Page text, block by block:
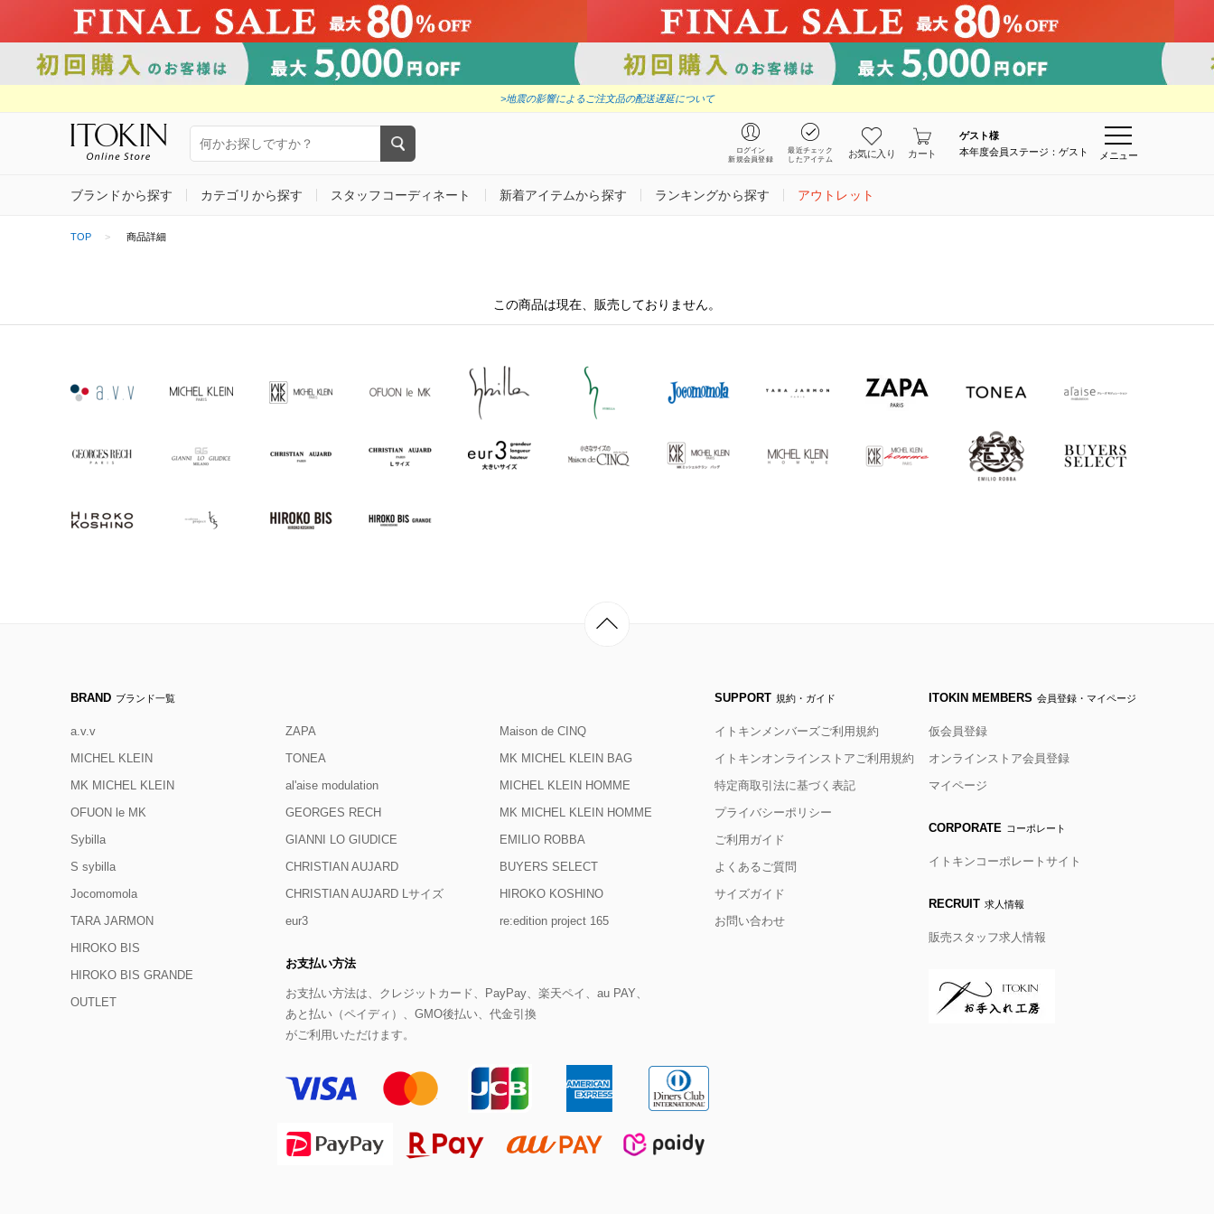
>地震の影響によるご注文品の配送遅延について
ログイン
新規会員登録
最近チェック
したアイテム
お気に入り カート
ゲスト様
本年度会員ステージ：ゲスト
メニュー
ブランドから探す カテゴリから探す スタッフコーディネート 新着アイテムから探す ランキングから探す アウトレット
TOP 商品詳細
この商品は現在、販売しておりません。
BRAND ブランド一覧
a.v.v
MICHEL KLEIN
MK MICHEL KLEIN
OFUON le MK
Sybilla
S sybilla
Jocomomola
TARA JARMON
ZAPA
TONEA
al'aise modulation
GEORGES RECH
GIANNI LO GIUDICE
CHRISTIAN AUJARD
CHRISTIAN AUJARD Lサイズ
eur3
Maison de CINQ
MK MICHEL KLEIN BAG
MICHEL KLEIN HOMME
MK MICHEL KLEIN HOMME
EMILIO ROBBA
BUYERS SELECT
HIROKO KOSHINO
re:edition project 165
HIROKO BIS
HIROKO BIS GRANDE
OUTLET
お支払い方法
お支払い方法は、クレジットカード、PayPay、楽天ペイ、au PAY、
あと払い（ペイディ）、GMO後払い、代金引換
がご利用いただけます。
SUPPORT 規約・ガイド
イトキンメンバーズご利用規約
イトキンオンラインストアご利用規約
特定商取引法に基づく表記
プライバシーポリシー
ご利用ガイド
よくあるご質問
サイズガイド
お問い合わせ
ITOKIN MEMBERS 会員登録・マイページ
仮会員登録
オンラインストア会員登録
マイページ
CORPORATE コーポレート
イトキンコーポレートサイト
RECRUIT 求人情報
販売スタッフ求人情報